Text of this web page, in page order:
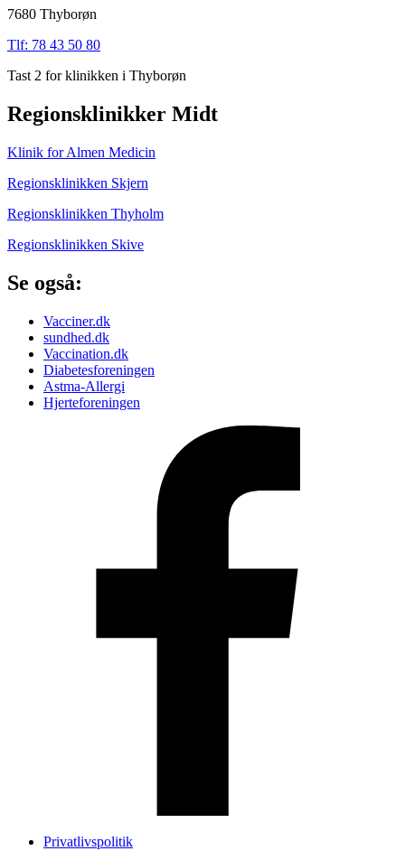
7680 Thyborøn
Tlf: 78 43 50 80
Tast 2 for klinikken i Thyborøn
Regionsklinikker Midt
Klinik for Almen Medicin
Regionsklinikken Skjern
Regionsklinikken Thyholm
Regionsklinikken Skive
Se også:
Vacciner.dk
sundhed.dk
Vaccination.dk
Diabetesforeningen
Astma-Allergi
Hjerteforeningen
Privatlivspolitik